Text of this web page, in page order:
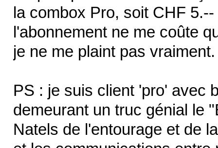
la combox Pro, soit CHF
l'abonnement ne me coûte
je ne me plaint pas vraiment.
PS : je suis client 'pro' avec
demeurant un truc génial le
Natels de l'entourage et de